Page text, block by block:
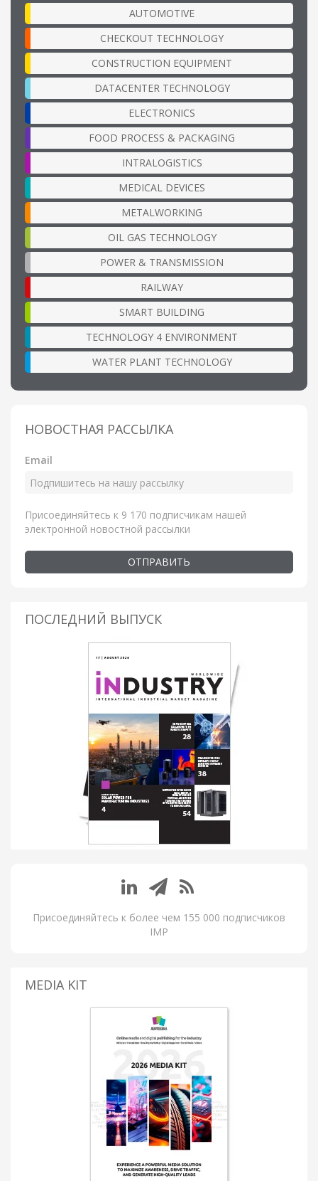
AUTOMOTIVE
CHECKOUT TECHNOLOGY
CONSTRUCTION EQUIPMENT
DATACENTER TECHNOLOGY
ELECTRONICS
FOOD PROCESS & PACKAGING
INTRALOGISTICS
MEDICAL DEVICES
METALWORKING
OIL GAS TECHNOLOGY
POWER & TRANSMISSION
RAILWAY
SMART BUILDING
TECHNOLOGY 4 ENVIRONMENT
WATER PLANT TECHNOLOGY
НОВОСТНАЯ РАССЫЛКА
Email
Присоединяйтесь к 9 170 подписчикам нашей
электронной новостной рассылки
ОТПРАВИТЬ
ПОСЛЕДНИЙ ВЫПУСК
Присоединяйтесь к более чем 155 000 подписчиков
IMP
MEDIA KIT